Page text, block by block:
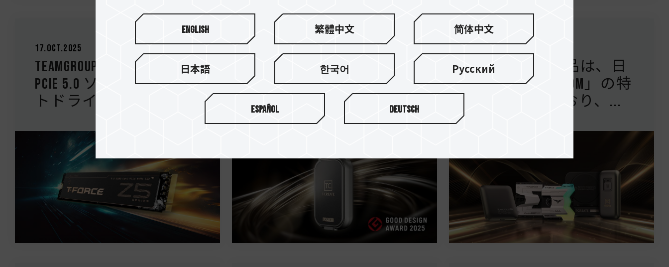
17.Oct.2025
TEAMGROUP、T-FORCE Z54E
PCIe 5.0 ソリッドステー
トドライブを発表
15.Oct.2025
TEAMGROUPのT-CREATE
EXPERT P34Fは、 世界初
の位置特定可能な外...
18.Sep.2025
TEAMGROUPの製品は、日
本国内で「PD20M」の特
許を取得しており、...
English 繁體中文 简体中文
日本語 한국어 Русский
Español Deutsch